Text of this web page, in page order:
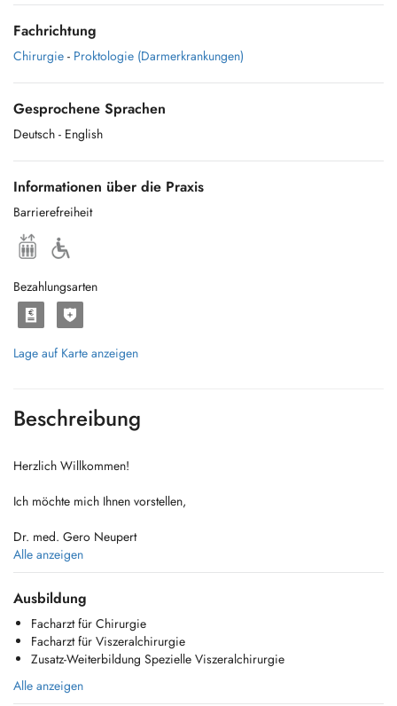
Fachrichtung
Chirurgie - Proktologie (Darmerkrankungen)
Gesprochene Sprachen
Deutsch - English
Informationen über die Praxis
Barrierefreiheit
Bezahlungsarten
Lage auf Karte anzeigen
Beschreibung
Herzlich Willkommen!
Ich möchte mich Ihnen vorstellen,
Dr. med. Gero Neupert
Facharzt für Chirurgie, Viszeralchirurgie, Zusatzweiterbildung spezielle
Viszeralchirurgie, Proktologie und Notfallmedizin sowie Ausbildung
zum Wundexperten ICW.
In 21 Jahren habe ich umfangreiche Erfahrungen als Bauchchirurg im
klinischen und ambulanten Bereich an unterschiedlichen Standorten
deutschlandweit sammeln können und dürfen, bis ich meine Tätigkeit
seit dem 1.1.2017 als niedergelassener Chirurg im Rhein-Main-Gebiet
Alle anzeigen
Ausbildung
Facharzt für Chirurgie
Facharzt für Viszeralchirurgie
Zusatz-Weiterbildung Spezielle Viszeralchirurgie
Alle anzeigen